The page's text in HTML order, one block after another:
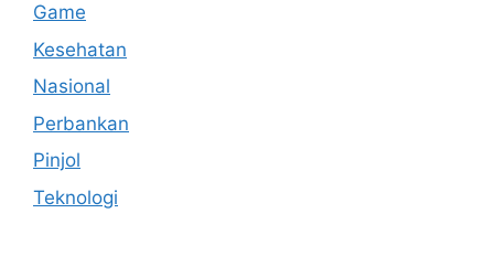
Game
Kesehatan
Nasional
Perbankan
Pinjol
Teknologi